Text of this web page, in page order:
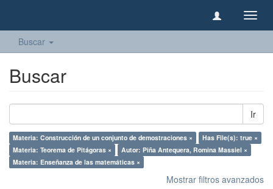
Buscar
Buscar
Ir
Materia: Construcción de un conjunto de demostraciones ×
Has File(s): true ×
Materia: Teorema de Pitágoras ×
Autor: Piña Antequera, Romina Massiel ×
Materia: Enseñanza de las matemáticas ×
Mostrar filtros avanzados